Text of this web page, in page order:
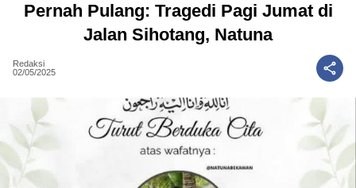
Pernah Pulang: Tragedi Pagi Jumat di
Jalan Sihotang, Natuna
Redaksi
02/05/2025